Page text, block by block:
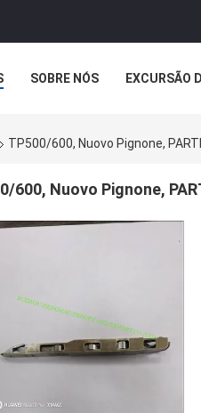
SOBRE NÓS EXCURSÃO
TP500/600, Nuovo Pignone,
600, Nuovo Pignone,